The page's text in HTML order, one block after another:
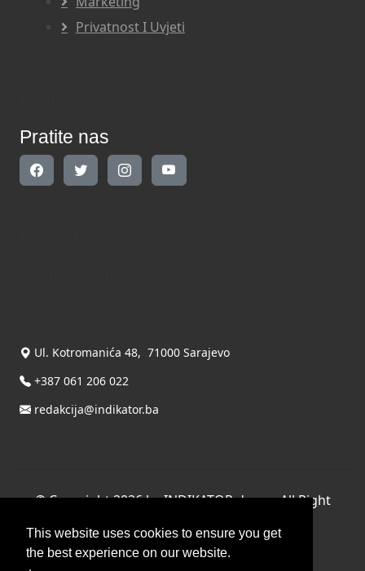
This website uses cookies to ensure you get
the best experience on our website.
Privatnost I Uvjeti
Pratite nas
Ul. Kotromanića 48, 71000 Sarajevo
+387 061 206 022
redakcija@indikator.ba
©Copyright 2026 by INDIKATOR d.o.o., All Right
Terms Of Use|Privacy Statement